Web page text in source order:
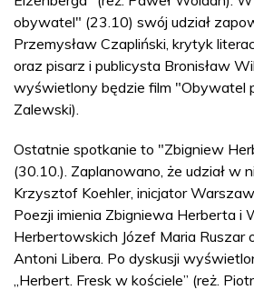
obywatel" (23.10) swój udział
Przemysław Czapliński, krytyk
oraz pisarz i publicysta Bronisław
wyświetlony będzie film "Obywatel
Zalewski).
Ostatnie spotkanie to "Zbigniew
(30.10.). Zaplanowano, że udział w
Krzysztof Koehler, inicjator
Poezji imienia Zbigniewa Herberta i
Herbertowskich Józef Maria Ruszar
Antoni Libera. Po dyskusji
„Herbert. Fresk w kościele” (reż. Piotr